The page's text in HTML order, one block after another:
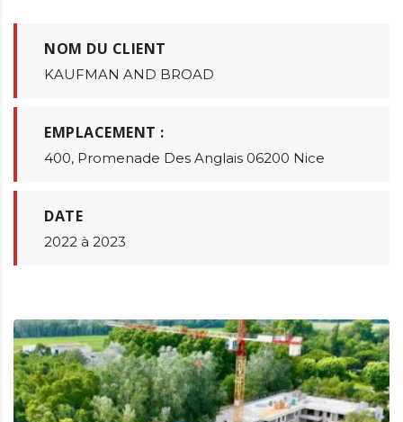
NOM DU CLIENT
KAUFMAN AND BROAD
EMPLACEMENT :
400, Promenade Des Anglais 06200 Nice
DATE
2022 à 2023